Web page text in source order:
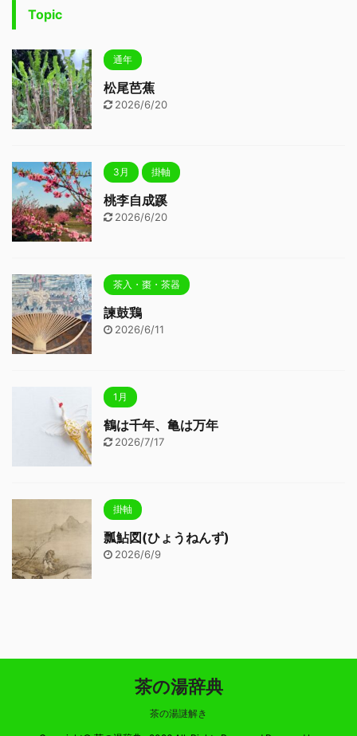
Topic
通年
松尾芭蕉
2026/6/20
3月 掛軸
桃李自成蹊
2026/6/20
茶入・棗・茶器
諫鼓鶏
2026/6/11
1月
鶴は千年、亀は万年
2026/7/17
掛軸
瓢鮎図(ひょうねんず)
2026/6/9
茶の湯辞典
茶の湯謎解き